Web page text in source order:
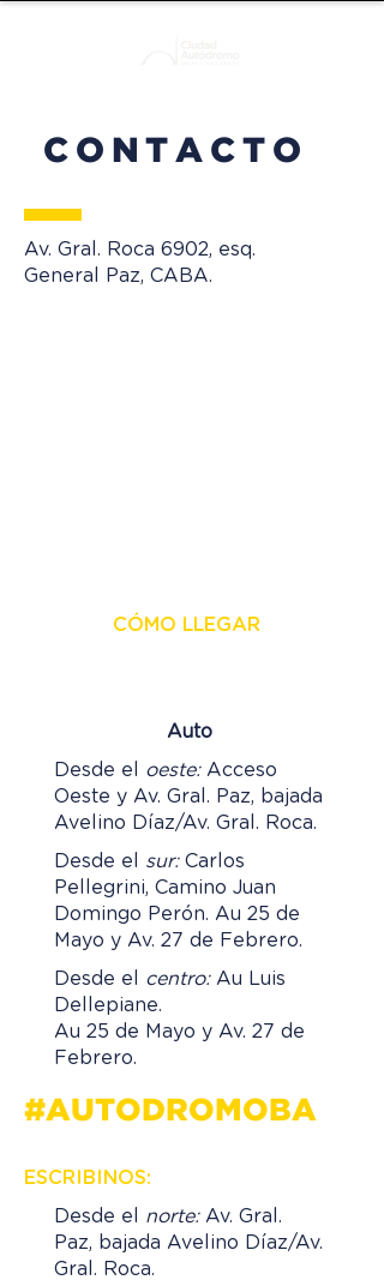
CONTACTO
Av. Gral. Roca 6902, esq.
General Paz, CABA.
CÓMO LLEGAR
Auto
Desde el oeste:Acceso
Oeste y Av. Gral. Paz, bajada
Avelino Díaz/Av. Gral. Roca.
Desde el sur:Carlos
Pellegrini, Camino Juan
Domingo Perón. Au 25 de
Mayo y Av. 27 de Febrero.
Desde el centro:Au Luis
Dellepiane.
Au 25 de Mayo y Av. 27 de
Febrero.
#AUTODROMOBA
ESCRIBINOS:
Desde el norte:Av. Gral.
Paz, bajada Avelino Díaz/Av.
Gral. Roca.